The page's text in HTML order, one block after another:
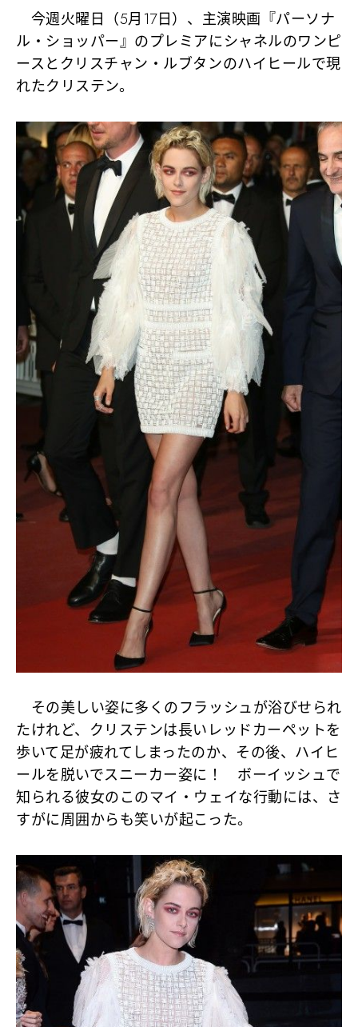
今週火曜日（5月17日）、主演映画『パーソナ
ル・ショッパー』のプレミアにシャネルのワンピ
ースとクリスチャン・ルブタンのハイヒールで現
れたクリステン。
その美しい姿に多くのフラッシュが浴びせられ
たけれど、クリステンは長いレッドカーペットを
歩いて足が疲れてしまったのか、その後、ハイヒ
ールを脱いでスニーカー姿に！ ボーイッシュで
知られる彼女のこのマイ・ウェイな行動には、さ
すがに周囲からも笑いが起こった。